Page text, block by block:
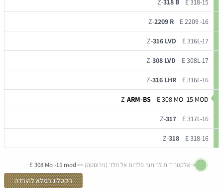
Z-318 B E 318-15
Z-2209 R E 2209 -16
Z-316 LVD E 316L-17
Z-308 LVD E 308L-17
Z-316 LHR E 316L-16
Z-ARM-BS E 308 MO -15 MOD
Z-317 E 317L-16
Z-318 E 318-16
אלקטרודות לריתוך פלדות אל חלד (נירוסטה) E 308 Mo -15 mod
הקטלוג המלא להורדה